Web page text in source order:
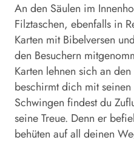
An den Säulen im
Filztaschen, ebenfalls in
Karten mit Bibelversen
den Besuchern
Karten lehnen sich an
beschirmt dich mit
Schwingen findest du
seine Treue. Denn er
behüten auf all deinen